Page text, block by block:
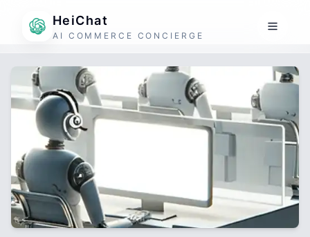
HeiChat
AI COMMERCE CONCIERGE